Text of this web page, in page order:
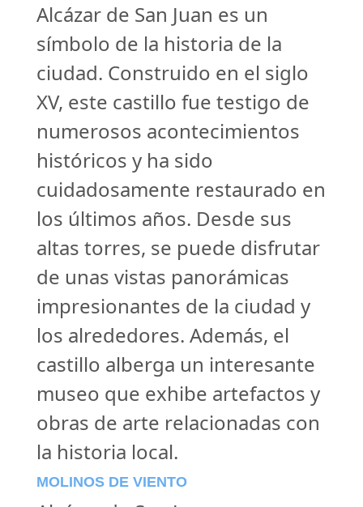
Alcázar de San Juan es un
símbolo de la historia de la
ciudad. Construido en el siglo
XV, este castillo fue testigo de
numerosos acontecimientos
históricos y ha sido
cuidadosamente restaurado en
los últimos años. Desde sus
altas torres, se puede disfrutar
de unas vistas panorámicas
impresionantes de la ciudad y
los alrededores. Además, el
castillo alberga un interesante
museo que exhibe artefactos y
obras de arte relacionadas con
la historia local.
MOLINOS DE VIENTO